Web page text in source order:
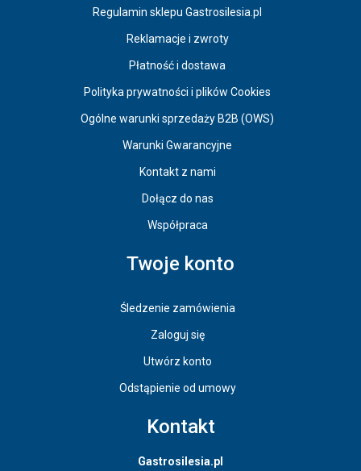
Regulamin sklepu Gastrosilesia.pl
Reklamacje i zwroty
Płatność i dostawa
Polityka prywatności i plików Cookies
Ogólne warunki sprzedaży B2B (OWS)
Warunki Gwarancyjne
Kontakt z nami
Dołącz do nas
Współpraca
Twoje konto
Śledzenie zamówienia
Zaloguj się
Utwórz konto
Odstąpienie od umowy
Kontakt
Gastrosilesia.pl